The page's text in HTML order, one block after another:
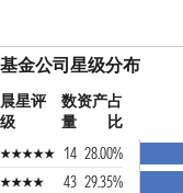
基金公司星级分布
晨星评
级
数
量
资产占
比
14 28.00%
43 29.35%